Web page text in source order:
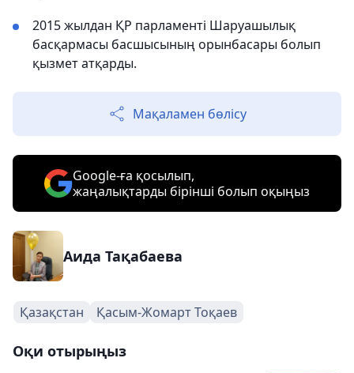
2015 жылдан ҚР парламенті Шаруашылық
басқармасы басшысының орынбасары болып
қызмет атқарды.
Мақаламен бөлісу
Google-ға қосылып,
жаңалықтарды бірінші болып оқыңыз
Аида Тақабаева
Қазақстан Қасым-Жомарт Тоқаев
Оқи отырыңыз